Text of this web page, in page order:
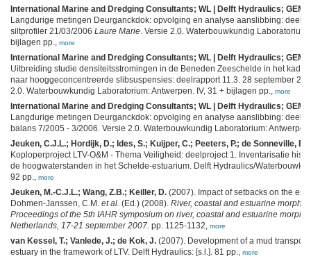
International Marine and Dredging Consultants; WL | Delft Hydraulics;
Langdurige metingen Deurganckdok: opvolging en analyse aanslibbing:
siltprofiler 21/03/2006 Laure Marie. Versie 2.0. Waterbouwkundig
bijlagen pp., more
International Marine and Dredging Consultants; WL | Delft Hydraulics;
Uitbreiding studie densiteitsstromingen in de Beneden Zeeschelde in het kader
naar hooggeconcentreerde slibsuspensies: deelrapport 11.3. 28 september
2.0. Waterbouwkundig Laboratorium: Antwerpen. IV, 31 + bijlagen pp., more
International Marine and Dredging Consultants; WL | Delft Hydraulics;
Langdurige metingen Deurganckdok: opvolging en analyse aanslibbing:
balans 7/2005 - 3/2006. Versie 2.0. Waterbouwkundig Laboratorium:
Jeuken, C.J.L.; Hordijk, D.; Ides, S.; Kuijper, C.; Peeters, P.; de Sonneville, B.;
Koploperproject LTV-O&M - Thema Veiligheid: deelproject 1. Inventarisatie
de hoogwaterstanden in het Schelde-estuarium. Delft Hydraulics/
92 pp., more
Jeuken, M.-C.J.L.; Wang, Z.B.; Keiller, D. (2007). Impact of setbacks on the
Dohmen-Janssen, C.M. et al. (Ed.) (2008). River, coastal and estuarine
Proceedings of the 5th IAHR symposium on river, coastal and estuarine
Netherlands, 17-21 september 2007. pp. 1125-1132, more
van Kessel, T.; Vanlede, J.; de Kok, J. (2007). Development of a mud
estuary in the framework of LTV. Delft Hydraulics: [s.l.]. 81 pp., more